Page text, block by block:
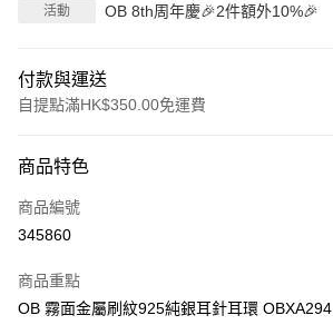
活動 OB 8th周年慶🎉2件額外10%🎉
付款與運送
自提點滿HK$350.00免運費
信用卡
Apple Pay
PayMe
商品特色
商品編號
345860
商品重點
OB 霧面金屬刷紋925純銀耳針耳環 OBXA294